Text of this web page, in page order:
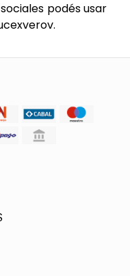
podés usar